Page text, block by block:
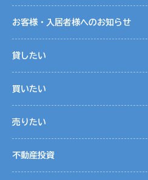
ては、個人情報を預けること
約等において個人情報の適正管
を実施させます。
６．個人情報の開示等の請求
お客様は、当社に対してご自
的の通知、開示、内容の訂正・
は消去、第三者への提供の停
お客様・入居者様へのお知らせ
貸したい
買いたい
売りたい
不動産投資